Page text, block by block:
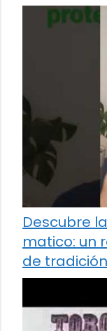
Descubre
matico: un
de tradición